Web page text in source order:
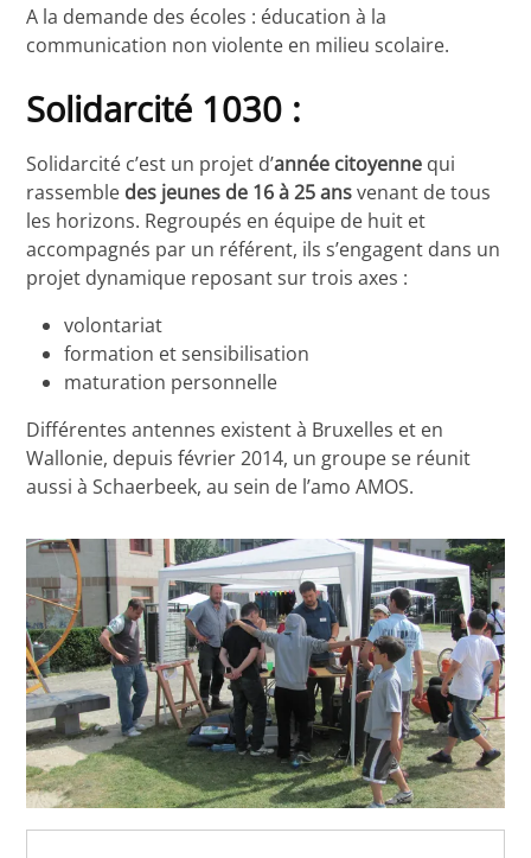
A la demande des écoles : éducation à la
communication non violente en milieu scolaire.
Solidarcité 1030 :
Solidarcité c’est un projet d’année citoyenne qui
rassemble des jeunes de 16 à 25 ansvenant de tous
les horizons. Regroupés en équipe de huit et
accompagnés par un référent, ils s’engagent dans un
projet dynamique reposant sur trois axes :
volontariat
formation et sensibilisation
maturation personnelle
Différentes antennes existent à Bruxelles et en
Wallonie, depuis février 2014, un groupe se réunit
aussi à Schaerbeek, au sein de l’amo AMOS.